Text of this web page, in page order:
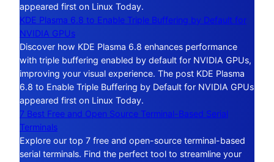
appeared first on Linux Today.
KDE Plasma 6.8 to Enable Triple Buffering by Default for
NVIDIA GPUs
Discover how KDE Plasma 6.8 enhances performance
with triple buffering enabled by default for NVIDIA GPUs,
improving your visual experience. The post KDE Plasma
6.8 to Enable Triple Buffering by Default for NVIDIA GPUs
appeared first on Linux Today.
7 Best Free and Open Source Terminal-Based Serial
Terminals
Explore our top 7 free and open-source terminal-based
serial terminals. Find the perfect tool to streamline your